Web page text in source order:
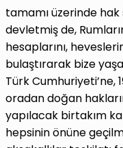
tamamı üzerinde hak
devletmiş de,
hesaplarını,
bulaştırarak bize
Türk Cumhuriyeti’ne,
oradan doğan
yapılacak birtakım
hepsinin önüne